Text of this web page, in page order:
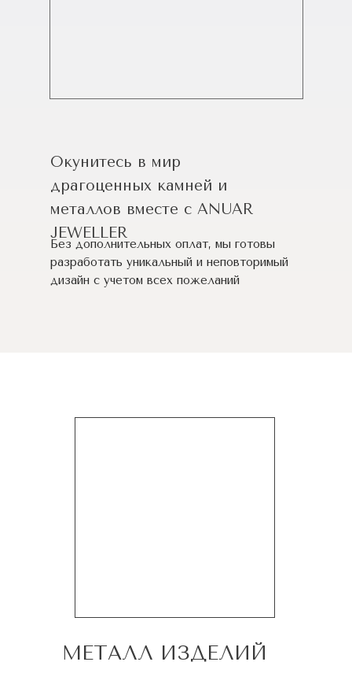
Окунитесь в мир
драгоценных камней и
металлов вместе с ANUAR
JEWELLER
Без дополнительных оплат, мы готовы
разработать уникальный и неповторимый
дизайн c учетом всех пожеланий
МЕТАЛЛ ИЗДЕЛИЙ